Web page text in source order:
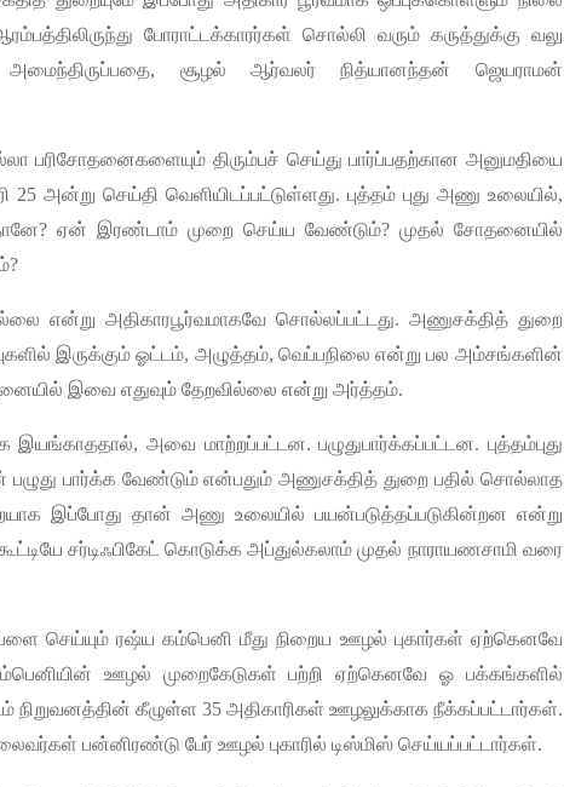
போராட்டக்காரர்கள் சொல்லி வரும் கருத்துக்கு வலு
அமைந்திருப்பதை, சூழல் ஆர்வலர் நித்யானந்தன்
ஜெயராமன்
பரிசோதனைகளையும் திரும்பச் செய்து பார்ப்பதற்கான அனுமதியை
25அன்று செய்தி வெளியிடப்பட்டுள்ளது. புத்தம் புது அணு உலையில்,
?ஏன் இரண்டாம் முறை செய்ய வேண்டும்? முதல் சோதனையில்
?
என்று அதிகாரபூர்வமாகவே சொல்லப்பட்டது. அணுசக்தித் துறை
இருக்கும் ஓட்டம், அழுத்தம், வெப்பநிலை என்று பல அம்சங்களின்
இவை எதுவும் தேறவில்லை என்று அர்த்தம்.
இயங்காததால்,அவை மாற்றப்பட்டன.பழுதுபார்க்கப்பட்டன. புத்தம்புது
பழுது பார்க்க வேண்டும் என்பதும் அணுசக்தித் துறை பதில் சொல்லாத
இப்போது தான் அணு உலையில் பயன்படுத்தப்படுகின்றன என்று
சர்டிஃபிகேட் கொடுக்க அப்துல்கலாம் முதல் நாராயணசாமி வரை
செய்யும் ரஷ்ய கம்பெனி மீது நிறைய ஊழல் புகார்கள் ஏற்கெனவே
ஊழல் முறைகேடுகள் பற்றி ஏற்கெனவே ஓ பக்கங்களில்
நிறுவனத்தின் கீழுள்ள 35 அதிகாரிகள் ஊழலுக்காக நீக்கப்பட்டார்கள்.
பன்னிரண்டு பேர் ஊழல் புகாரில் டிஸ்மிஸ் செய்யப்பட்டார்கள்.